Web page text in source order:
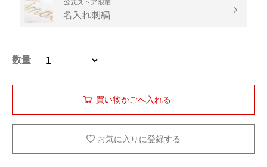
数量
お気に入りに登録する